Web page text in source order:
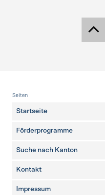
Fusszeile
Seiten
Startseite
Förderprogramme
Suche nach Kanton
weitere Seiten
Kontakt
Impressum